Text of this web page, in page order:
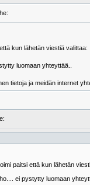
kun lähetän viestiä valittaa:
luomaan yhteyttää..
tietoja ja meidän internet
paitsi että kun lähetän
ei pystytty luomaan